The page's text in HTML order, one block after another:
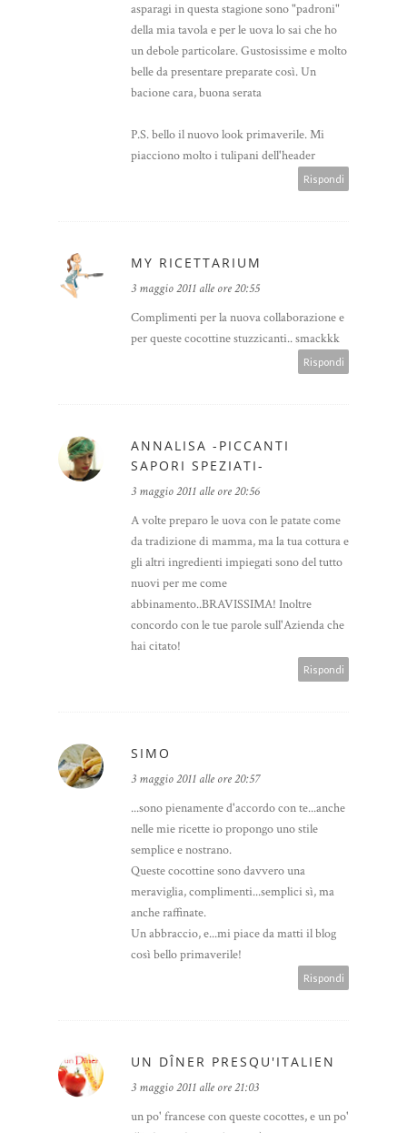
asparagi in questa stagione sono "padroni"
della mia tavola e per le uova lo sai che ho
un debole particolare. Gustosissime e molto
belle da presentare preparate così. Un
bacione cara, buona serata
P.S. bello il nuovo look primaverile. Mi
piacciono molto i tulipani dell'header
Rispondi
MY RICETTARIUM
3 maggio 2011 alle ore 20:55
Complimenti per la nuova collaborazione e
per queste cocottine stuzzicanti.. smackkk
Rispondi
ANNALISA -PICCANTI
SAPORI SPEZIATI-
3 maggio 2011 alle ore 20:56
A volte preparo le uova con le patate come
da tradizione di mamma, ma la tua cottura e
gli altri ingredienti impiegati sono del tutto
nuovi per me come
abbinamento..BRAVISSIMA! Inoltre
concordo con le tue parole sull'Azienda che
hai citato!
Rispondi
SIMO
3 maggio 2011 alle ore 20:57
...sono pienamente d'accordo con te...anche
nelle mie ricette io propongo uno stile
semplice e nostrano.
Queste cocottine sono davvero una
meraviglia, complimenti...semplici sì, ma
anche raffinate.
Un abbraccio, e...mi piace da matti il blog
così bello primaverile!
Rispondi
UN DÎNER PRESQU'ITALIEN
3 maggio 2011 alle ore 21:03
un po' francese con queste cocottes, e un po'